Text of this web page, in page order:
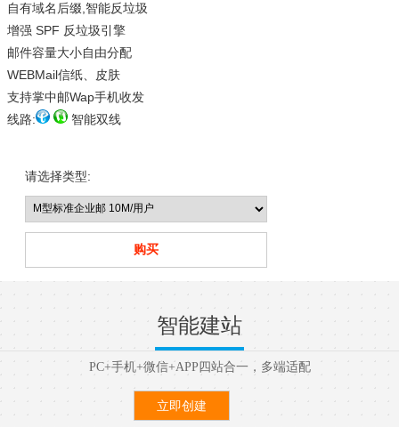
立即创建
请选择类型:
自有域名后缀,智能反垃圾
增强 SPF 反垃圾引擎
邮件容量大小自由分配
WEBMail信纸、皮肤
支持掌中邮Wap手机收发
线路:
智能双线
智能建站
PC+手机+微信+APP四站合一，多端适配